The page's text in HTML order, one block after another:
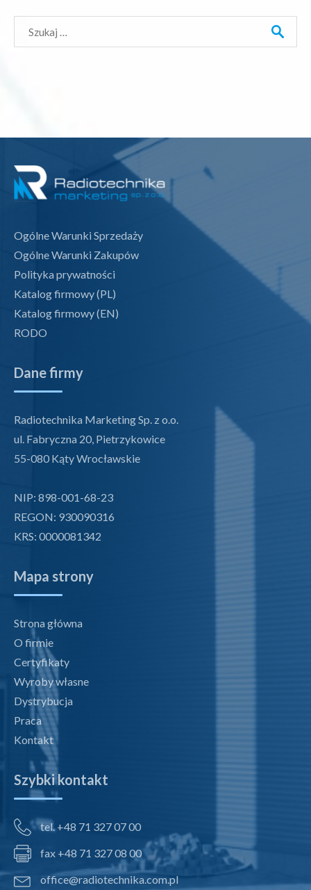
Ogólne Warunki Sprzedaży
Ogólne Warunki Zakupów
Polityka prywatności
Katalog firmowy (PL)
Katalog firmowy (EN)
RODO
Dane firmy
Radiotechnika Marketing Sp. z o.o.
ul. Fabryczna 20, Pietrzykowice
55-080 Kąty Wrocławskie
NIP: 898-001-68-23
REGON: 930090316
KRS: 0000081342
Mapa strony
Strona główna
O firmie
Certyfikaty
Wyroby własne
Dystrybucja
Praca
Kontakt
Szybki kontakt
tel. +48 71 327 07 00
fax +48 71 327 08 00
office@radiotechnika.com.pl